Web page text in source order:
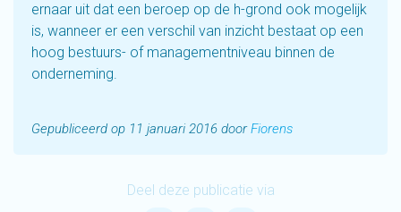
ernaar uit dat een beroep op de h-grond ook mogelijk
is, wanneer er een verschil van inzicht bestaat op een
hoog bestuurs- of managementniveau binnen de
onderneming.
Gepubliceerd op 11 januari 2016 doorFiorens
Deel deze publicatie via